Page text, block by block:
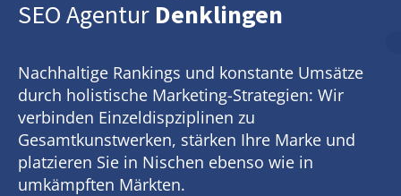
SEO Agentur Denklingen
Nachhaltige Rankings und konstante Umsätze
durch holistische Marketing-Strategien: Wir
verbinden Einzeldispziplinen zu
Gesamtkunstwerken, stärken Ihre Marke und
platzieren Sie in Nischen ebenso wie in
umkämpften Märkten.